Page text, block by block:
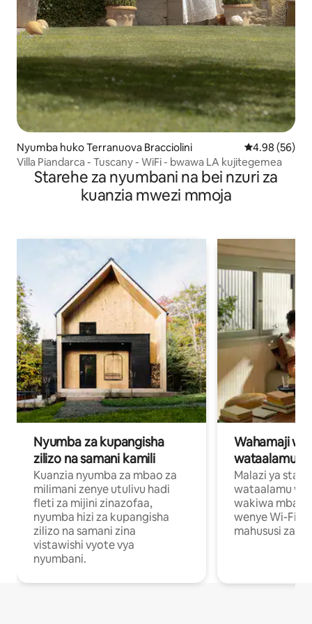
Nyumba huko Terranuova Bracciolini Ukadiriaji wa
4.98 (56)
Villa Piandarca - Tuscany - WiFi - bwawa LA kujitegemea
Starehe za nyumbani na bei nzuri za
kuanzia mwezi mmoja
Nyumba za kupangisha
zilizo na samani kamili
Kuanzia nyumba za mbao za
milimani zenye utulivu hadi
fleti za mijini zinazofaa,
nyumba hizi za kupangisha
zilizo na samani zina
vistawishi vyote vya
nyumbani.
Wahamaji
wataalamu
Malazi ya
wataalamu
wakiwa mbali
wenye Wi-Fi
mahususi za